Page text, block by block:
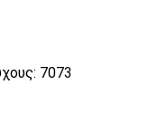
για πώληση
7073